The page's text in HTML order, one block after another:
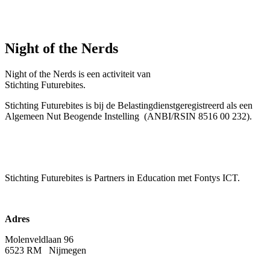
Night of the Nerds
Night of the Nerds is een activiteit van
Stichting Futurebites.
Stichting Futurebites is bij de Belastingdienstgeregistreerd als een
Algemeen Nut Beogende Instelling (ANBI/RSIN 8516 00 232).
Stichting Futurebites is Partners in Education met Fontys ICT.
Adres
Molenveldlaan 96
6523 RM Nijmegen